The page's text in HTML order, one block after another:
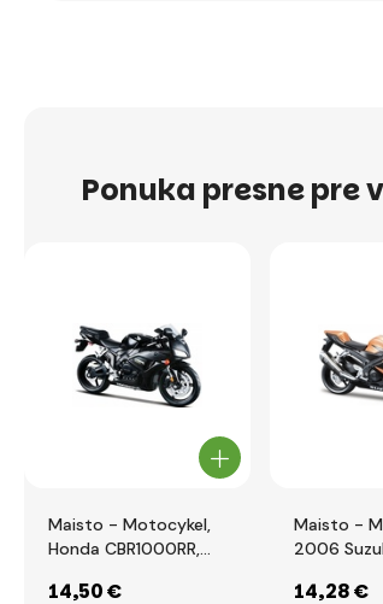
Ponuka presne pre
Maisto - Motocykel,
Honda CBR1000RR,
14,50 €
Maisto -
2006
14,28 €